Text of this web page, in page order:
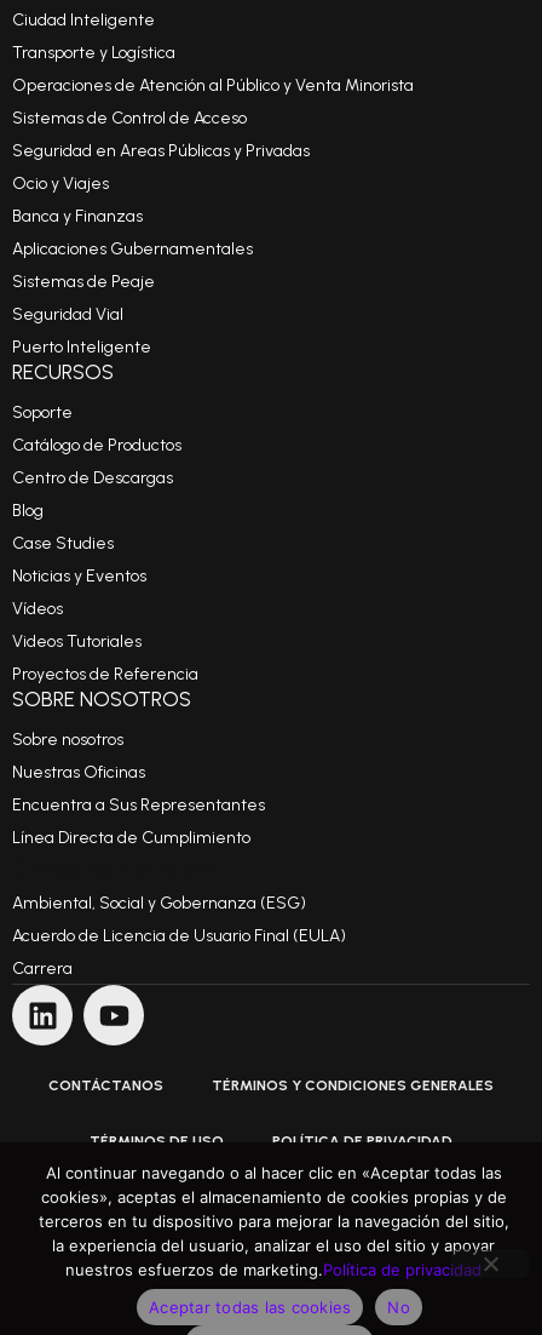
Ciudad Inteligente
Transporte y Logística
Operaciones de Atención al Público y Venta Minorista
Sistemas de Control de Acceso
Seguridad en Areas Públicas y Privadas
Ocio y Viajes
Banca y Finanzas
Aplicaciones Gubernamentales
Sistemas de Peaje
Seguridad Vial
Puerto Inteligente
RECURSOS
Soporte
Catálogo de Productos
Centro de Descargas
Blog
Case Studies
Noticias y Eventos
Vídeos
Videos Tutoriales
Proyectos de Referencia
SOBRE NOSOTROS
Sobre nosotros
Nuestras Oficinas
Encuentra a Sus Representantes
Línea Directa de Cumplimiento
Ambiental, Social y Gobernanza (ESG)
Acuerdo de Licencia de Usuario Final (EULA)
Carrera
CONTÁCTANOS TÉRMINOS Y CONDICIONES GENERALES
TÉRMINOS DE USO POLÍTICA DE PRIVACIDAD
Superando Expectativas
©Copyright 1991 - 2025 ARH Informatikai Zrt. Todos los derechos reservados
Al continuar navegando o al hacer clic en «Aceptar todas las
cookies», aceptas el almacenamiento de cookies propias y de
terceros en tu dispositivo para mejorar la navegación del sitio,
la experiencia del usuario, analizar el uso del sitio y apoyar
nuestros esfuerzos de marketing.Política de privacidad
Aceptar todas las cookies
No